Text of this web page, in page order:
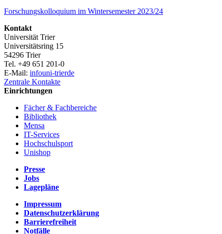
Forschungskolloquium im Wintersemester 2023/24
Kontakt
Universität Trier
Universitätsring 15
54296 Trier
Tel. +49 651 201-0
E-Mail: infouni-trierde
Zentrale Kontakte
Einrichtungen
Fächer & Fachbereiche
Bibliothek
Mensa
IT-Services
Hochschulsport
Unishop
Presse
Jobs
Lagepläne
Impressum
Datenschutzerklärung
Barrierefreiheit
Notfälle